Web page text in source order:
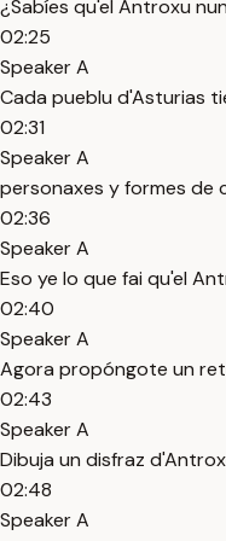
¿Sabíes qu'el Antroxu
02:25
Speaker A
Cada pueblu d'Asturias
02:31
Speaker A
personaxes y formes de
02:36
Speaker A
Eso ye lo que fai qu'el
02:40
Speaker A
Agora propóngote un
02:43
Speaker A
Dibuja un disfraz
02:48
Speaker A